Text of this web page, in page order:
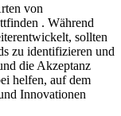
von
. Während
sollten
zu identifizieren und
die Akzeptanz
helfen, auf dem
Innovationen